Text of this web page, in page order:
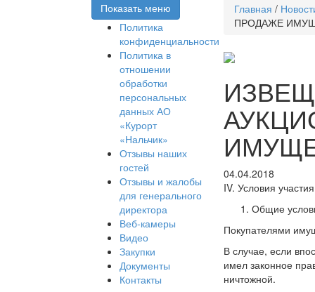
Показать меню
Политика
конфиденциальности
Политика в
отношении
обработки
персональных
данных АО
«Курорт
«Нальчик»
Отзывы наших
гостей
Отзывы и жалобы
для генерального
директора
Веб-камеры
Видео
Закупки
Документы
Контакты
Главная /
ПРОДАЖЕ
04.04.2018
IV. Условия
Общие
Покупателями
В случае, если
имел законное
ничтожной.